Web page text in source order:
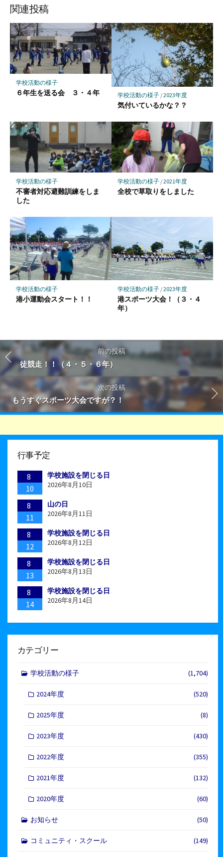
ア
ク
マ
ー
ク
に
存
関連投稿
学校活動の様子
６年生を送る会 ３・４年 学校活動の様子/2023年度
気付いているかな？？
学校活動の様子
不審者対応避難訓練をしま
した
学校活動の様子/2021年度
全校で草取りをしました
学校活動の様子
港小運動会スタート！！
学校活動の様子/2023年度
港スポーツ大会！（３・４
年）
前の投稿
徒競走！！（４・５・６年）
次の投稿
もうすぐスポーツ大会ですが？！
行事予定
8
10
学校施設を閉じる日
2026年8月10日
8
11
山の日
2026年8月11日
8
12
学校施設を閉じる日
2026年8月12日
8
13
学校施設を閉じる日
2026年8月13日
8
14
学校施設を閉じる日
2026年8月14日
カテゴリー
学校活動の様子 (1,704)
2024年度 (520)
2025年度 (8)
2023年度 (430)
2022年度 (355)
2021年度 (132)
2020年度 (60)
お知らせ (50)
コミュニティ・スクール (149)